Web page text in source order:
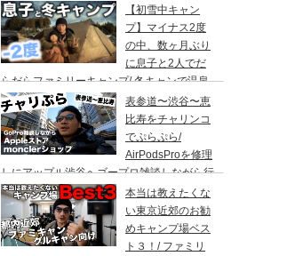
行ってきた。冬キャンプもキャンプギアを上
手に使えば暖かくて楽しい♪
【初雪中キャン
プ】マイナス2度
の中、数ヶ月ぶり
に息子と2人でだ
らだらファミリーキャンプ/ 冬キャンで温泉
入って焚き火して超絶楽しかった。大野路キ
ャンプ場は結構いいかも
表参道〜渋谷〜恵
比寿をチャリンコ
でぷらぷら/
AirPodsProを修理
しにアップル渋谷へゴープロ雑談しながら行
ってきます。モンクレールの新型ショップも
行ってみました。
本当は教えたくな
い東京近郊のお勧
めキャンプ場ベス
ト３！/ ファミリ